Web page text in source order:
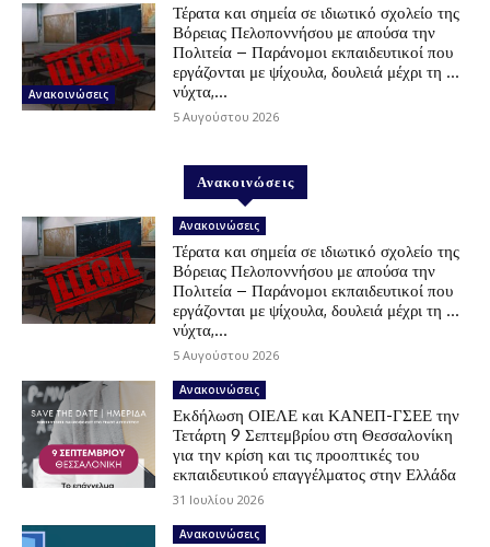
Ανακοινώσεις
Τέρατα και σημεία σε ιδιωτικό σχολείο της
Βόρειας Πελοποννήσου με απούσα την
Πολιτεία – Παράνομοι εκπαιδευτικοί που
εργάζονται με ψίχουλα, δουλειά μέχρι τη …
νύχτα,...
5 Αυγούστου 2026
Ανακοινώσεις
Ανακοινώσεις
Τέρατα και σημεία σε ιδιωτικό σχολείο της
Βόρειας Πελοποννήσου με απούσα την
Πολιτεία – Παράνομοι εκπαιδευτικοί που
εργάζονται με ψίχουλα, δουλειά μέχρι τη …
νύχτα,...
5 Αυγούστου 2026
Ανακοινώσεις
Εκδήλωση ΟΙΕΛΕ και ΚΑΝΕΠ-ΓΣΕΕ την
Τετάρτη 9 Σεπτεμβρίου στη Θεσσαλονίκη
για την κρίση και τις προοπτικές του
εκπαιδευτικού επαγγέλματος στην Ελλάδα
31 Ιουλίου 2026
Ανακοινώσεις